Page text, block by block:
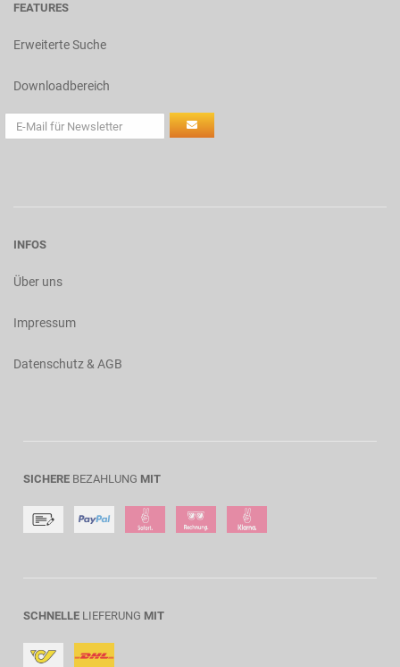
FEATURES
Erweiterte Suche
Downloadbereich
INFOS
Über uns
Impressum
Datenschutz & AGB
SICHERE BEZAHLUNG MIT
SCHNELLE LIEFERUNG MIT